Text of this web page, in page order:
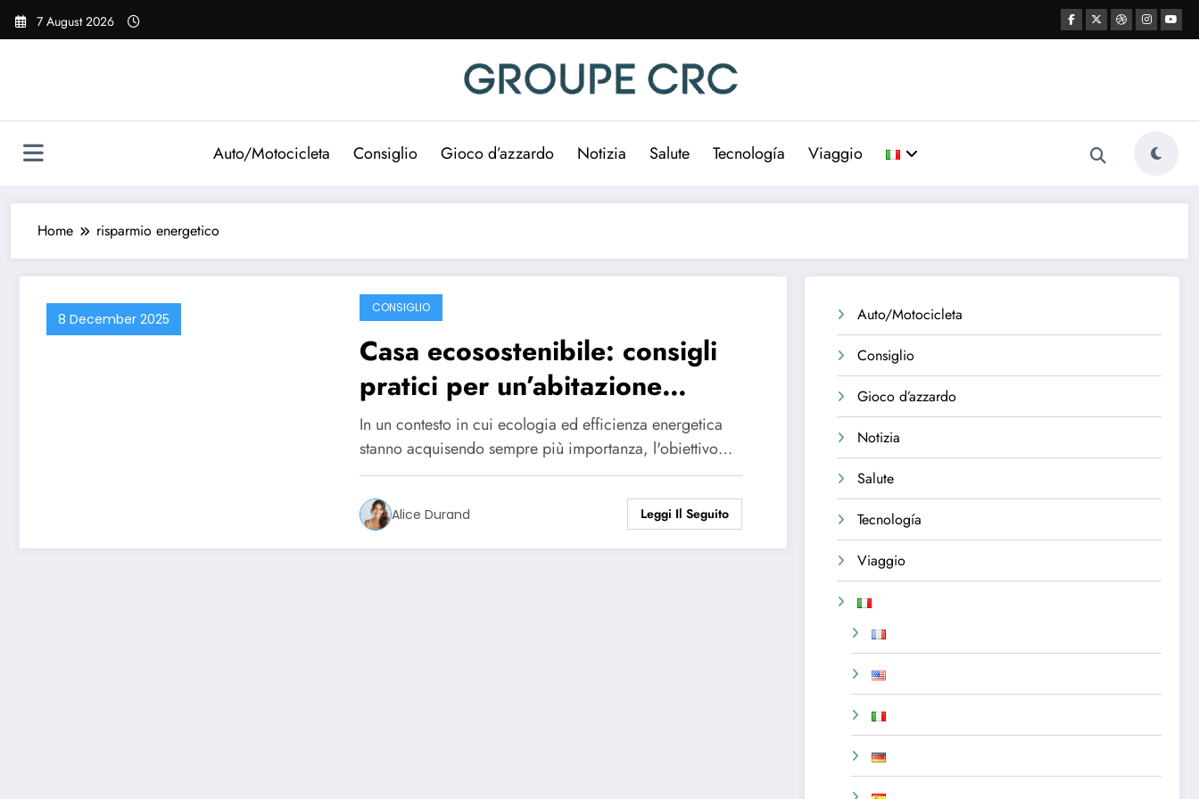
Vai
7 August 2026
Auto/Motocicleta Consiglio Gioco d’azzardo Notizia Salute Tecnología Viaggio
Home risparmio energetico
8 December 2025
CONSIGLIO
Casa ecosostenibile: consigli
pratici per un’abitazione
economica ed ecologica
In un contesto in cui ecologia ed efficienza energetica
stanno acquisendo sempre più importanza, l'obiettivo…
Alice Durand Leggi Il Seguito
Auto/Motocicleta
Consiglio
Gioco d’azzardo
Notizia
Salute
Tecnología
Viaggio